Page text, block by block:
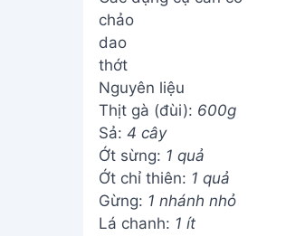
chảo
dao
thớt
Nguyên liệu
Thịt gà (đùi): 600g
Sả: 4 cây
Ớt sừng: 1 quả
Ớt chỉ thiên: 1 quả
Gừng: 1 nhánh nhỏ
Lá chanh: 1 ít